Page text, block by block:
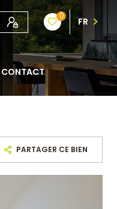
0 FR
CONTACT
PARTAGER CE BIEN